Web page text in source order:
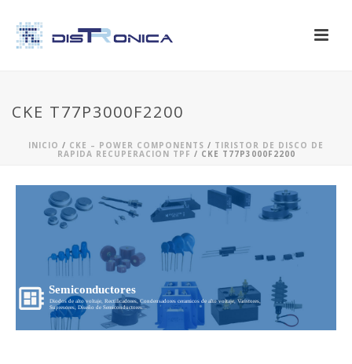
CKE T77P3000F2200
INICIO / CKE – POWER COMPONENTS / TIRISTOR DE DISCO DE
RAPIDA RECUPERACION TPF / CKE T77P3000F2200
Semiconductores
Diodos de alto voltaje, Rectificadores, Condensadores ceramicos de alto voltaje, Varistores,
Supresores, Diseño de Semiconductores...